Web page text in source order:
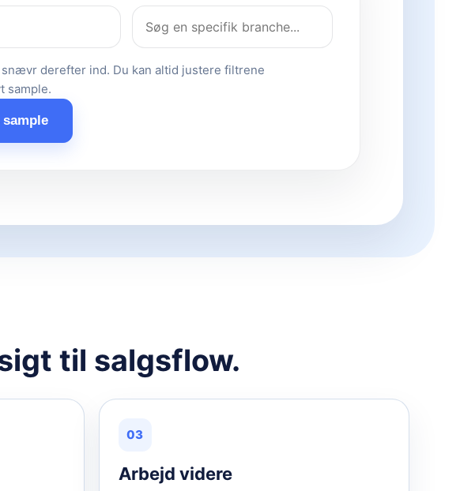
derefter ind. Du kan altid justere filtrene
sample.
sample
til salgsflow.
03
Arbejd videre